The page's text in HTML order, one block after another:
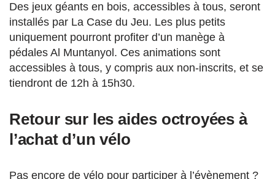
Des jeux géants en bois, accessibles à tous, seront
installés par La Case du Jeu. Les plus petits
uniquement pourront profiter d’un manège à
pédales Al Muntanyol. Ces animations sont
accessibles à tous, y compris aux non-inscrits, et se
tiendront de 12h à 15h30.
Retour sur les aides octroyées à
l’achat d’un vélo
Pas encore de vélo pour participer à l’évènement ?